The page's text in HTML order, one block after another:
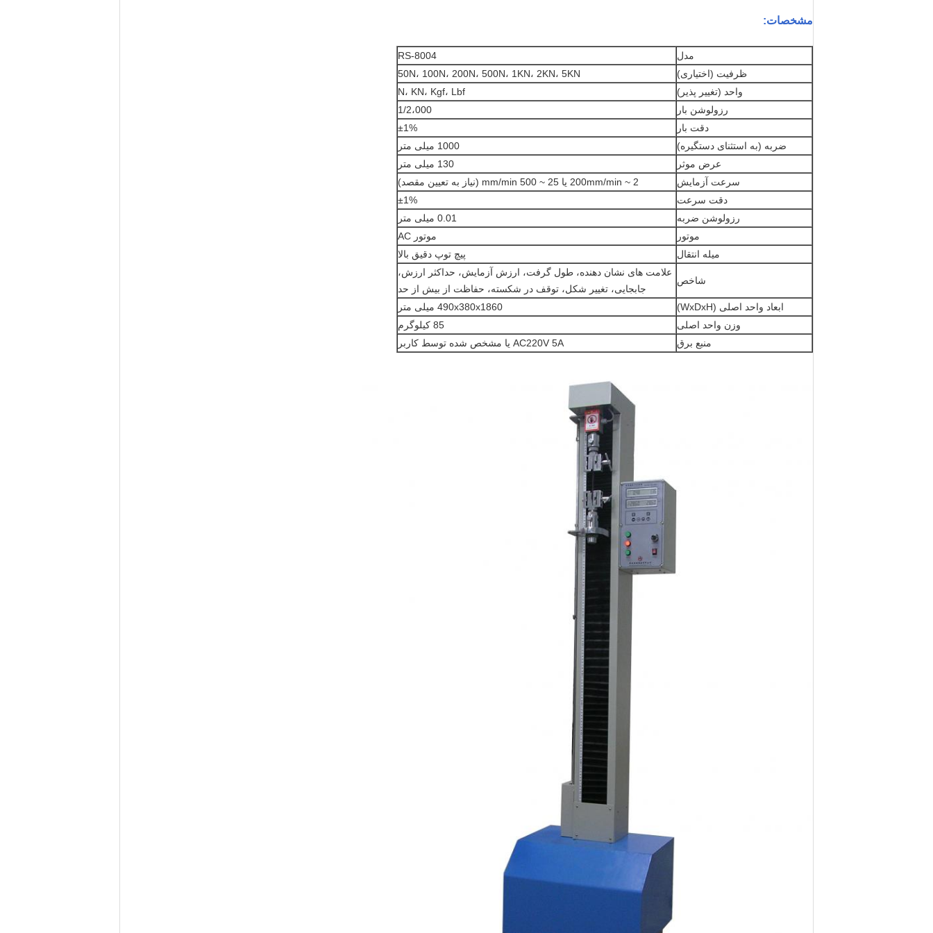
مشخصات:
مدل
RS-8004
ظرفیت (اختیاری)
50N، 100N، 200N، 500N، 1KN، 2KN، 5KN
واحد (تغییر پذیر)
N، KN، Kgf، Lbf
رزولوشن بار
1/2،000
دقت بار
±1%
ضربه (به استثنای دستگیره)
1000 میلی متر
عرض موثر
130 میلی متر
سرعت آزمایش
2 ~ 200mm/min یا 25 ~ 500 mm/min (نیاز به تعیین مقصد)
دقت سرعت
±1%
رزولوشن ضربه
0.01 میلی متر
موتور
موتور AC
میله انتقال
پیچ توپ دقیق بالا
شاخص
علامت های نشان دهنده، طول گرفت، ارزش آزمایش، حداکثر ارزش،
جابجایی، تغییر شکل، توقف در شکسته، حفاظت از بیش از حد
ابعاد واحد اصلی (WxDxH)
490x380x1860 میلی متر
وزن واحد اصلی
85 کیلوگرم
منبع برق
AC220V 5A یا مشخص شده توسط کاربر